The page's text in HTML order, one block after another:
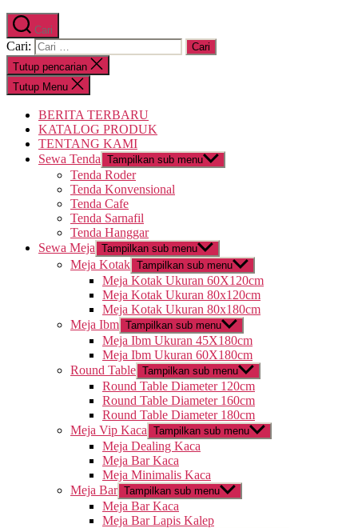
Cari
Cari:
Tutup pencarian
Tutup Menu
BERITA TERBARU
KATALOG PRODUK
TENTANG KAMI
Sewa Tenda Tampilkan sub menu
Tenda Roder
Tenda Konvensional
Tenda Cafe
Tenda Sarnafil
Tenda Hanggar
Sewa Meja Tampilkan sub menu
Meja Kotak Tampilkan sub menu
Meja Kotak Ukuran 60X120cm
Meja Kotak Ukuran 80x120cm
Meja Kotak Ukuran 80x180cm
Meja Ibm Tampilkan sub menu
Meja Ibm Ukuran 45X180cm
Meja Ibm Ukuran 60X180cm
Round Table Tampilkan sub menu
Round Table Diameter 120cm
Round Table Diameter 160cm
Round Table Diameter 180cm
Meja Vip Kaca Tampilkan sub menu
Meja Dealing Kaca
Meja Bar Kaca
Meja Minimalis Kaca
Meja Bar Tampilkan sub menu
Meja Bar Kaca
Meja Bar Lapis Kalep